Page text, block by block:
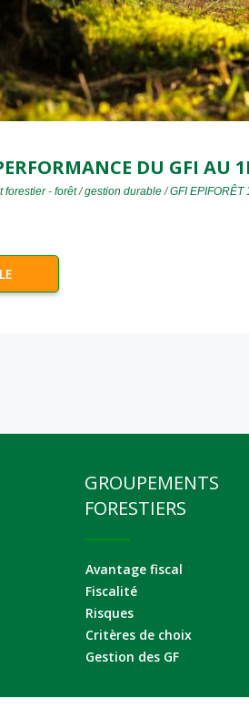
DU GFI AU
forestier- forêt/gestion durable/GFI EPIFORÊT
GROUPEMENTS
FORESTIERS
Avantage fiscal
Fiscalité
Risques
Critères de choix
Gestion des GF